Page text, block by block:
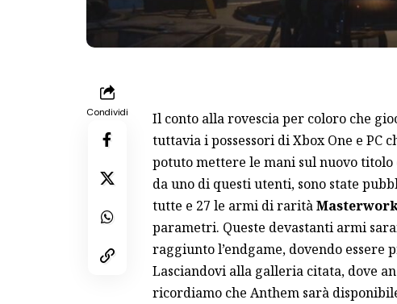
Condividi Il conto alla rovescia per coloro che
tuttavia i possessori di Xbox One e PC
potuto mettere le mani sul nuovo titolo
da uno di questi utenti, sono state
tutte e 27 le armi di rarità
parametri. Queste devastanti armi
raggiunto l’endgame, dovendo essere
Lasciandovi alla galleriacitata, dove
ricordiamo che Anthem sarà